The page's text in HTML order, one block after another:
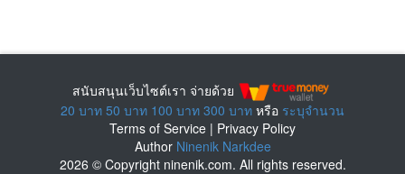
สนับสนุนเว็บไซต์เรา จ่ายด้วย
20 บาท 50 บาท 100 บาท 300 บาท หรือ ระบุจำนวน
Terms of Service | Privacy Policy
Author Ninenik Narkdee
2026 © Copyright ninenik.com. All rights reserved.